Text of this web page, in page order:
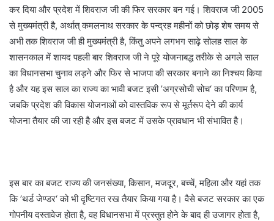
कर दिया और प्रदेश में शिवराज जी की फिर सरकार बन गई। शिवराज जी 2005
से मुख्यमंत्री है, अर्थात् कमलनाथ सरकार के पन्द्रह महीनों को छोड़ शेष समय से
अभी तक शिवराज जी ही मुख्यमंत्री है, किंतु अपने लगभग साढ़े सोलह साल के
शासनकाल में शायद पहली बार शिवराज जी ने पूरे योजनाबद्ध तरीके से अगले साल
का विधानसभा चुनाव लड़ने और फिर से भाजपा की सरकार बनाने का निश्चय किया
है और यह इस साल का राज्य का भावी बजट इसी ’अग्रसोची सोच‘ का परिणाम है,
जबकि प्रदेश की विकास योजनाओं को वास्तविक रूप से मूर्तरूप देने की कार्य
योजना तैयार की जा रही है और इस बजट में उसके प्रावधान भी संभावित है।
इस बार का बजट राज्य की जनसंख्या, किसान, मजदूर, बच्चें, महिला और यहां तक
कि ’थर्ड जेण्डर‘ को भी दृष्टिगत रख तैयार किया गया है। वैसे बजट सरकार का एक
गोपनीय दस्तावेज होता है, वह विधानसभा में प्रस्तुत होने के बाद ही उजागर होता है,